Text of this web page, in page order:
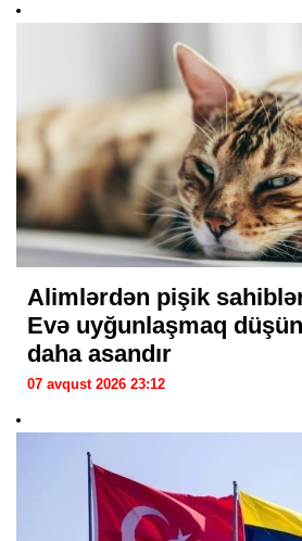
Alimlərdən pişik
Evə uyğunlaşmaq
daha asandır
07 avqust 2026 23:12